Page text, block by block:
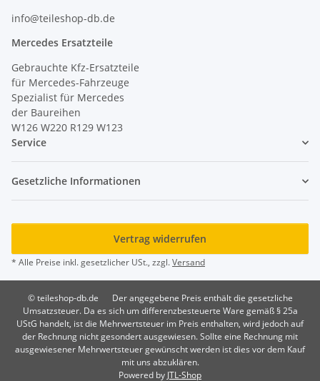
info@teileshop-db.de
Mercedes Ersatzteile
Gebrauchte Kfz-Ersatzteile
für Mercedes-Fahrzeuge
Spezialist für Mercedes
der Baureihen
W126 W220 R129 W123
Service
Gesetzliche Informationen
Vertrag widerrufen
* Alle Preise inkl. gesetzlicher USt., zzgl.Versand
© teileshop-db.de
Der angegebene Preis enthält die gesetzliche
Umsatzsteuer. Da es sich um differenzbesteuerte Ware gemäß § 25a
UStG handelt, ist die Mehrwertsteuer im Preis enthalten, wird jedoch auf
der Rechnung nicht gesondert ausgewiesen. Sollte eine Rechnung mit
ausgewiesener Mehrwertsteuer gewünscht werden ist dies vor dem Kauf
mit uns abzuklären.
Powered by JTL-Shop